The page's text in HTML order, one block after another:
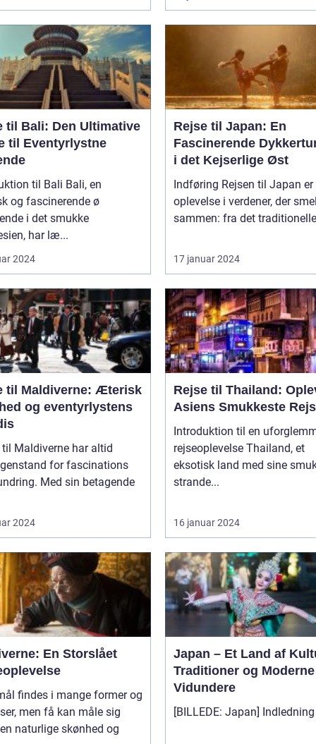
til Bali: Den Ultimative
til Eventyrlystne
til Bali Bali, en
og fascinerende ø
i det smukke
har læ...
2024
Rejse til Japan: En
Fascinerende
i det Kejserlige Øst
Indføring Rejsen til Japan er en
oplevelse i verdener, der
sammen: fra det
17 januar 2024
til Maldiverne: Æterisk
og eventyrlystens
til Maldiverne har altid
for fascinations
Med sin betagende
2024
Rejse til Thailand:
Asiens Smukkeste
Introduktion til en
rejseoplevelse Thailand, et
eksotisk land med sine
strande...
16 januar 2024
En Storslået
findes i mange former og
men få kan måle sig
naturlige skønhed og
Japan – Et Land af
Traditioner og Moderne
Vidundere